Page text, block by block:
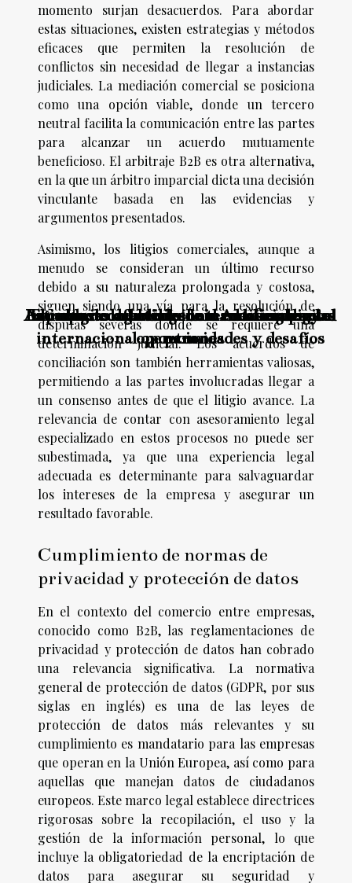
momento surjan desacuerdos. Para abordar
estas situaciones, existen estrategias y métodos
eficaces que permiten la resolución de
conflictos sin necesidad de llegar a instancias
judiciales. La mediación comercial se posiciona
como una opción viable, donde un tercero
neutral facilita la comunicación entre las partes
para alcanzar un acuerdo mutuamente
beneficioso. El arbitraje B2B es otra alternativa,
en la que un árbitro imparcial dicta una decisión
vinculante basada en las evidencias y
argumentos presentados.
Asimismo, los litigios comerciales, aunque a
menudo se consideran un último recurso
debido a su naturaleza prolongada y costosa,
siguen siendo una vía para la resolución de
disputas severas donde se requiere una
determinación judicial. Los acuerdos de
conciliación son también herramientas valiosas,
permitiendo a las partes involucradas llegar a
un consenso antes de que el litigio avance. La
relevancia de contar con asesoramiento legal
especializado en estos procesos no puede ser
subestimada, ya que una experiencia legal
adecuada es determinante para salvaguardar
los intereses de la empresa y asegurar un
resultado favorable.
Cumplimiento de normas de
privacidad y protección de datos
En el contexto del comercio entre empresas,
conocido como B2B, las reglamentaciones de
privacidad y protección de datos han cobrado
una relevancia significativa. La normativa
general de protección de datos (GDPR, por sus
siglas en inglés) es una de las leyes de
protección de datos más relevantes y su
cumplimiento es mandatario para las empresas
que operan en la Unión Europea, así como para
aquellas que manejan datos de ciudadanos
europeos. Este marco legal establece directrices
rigorosas sobre la recopilación, el uso y la
gestión de la información personal, lo que
incluye la obligatoriedad de la encriptación de
datos para asegurar su seguridad y
Acuerdos comerciales internacionales y el
El impacto del blockchain en el comercio
internacional oportunidades y desafíos
Impacto de la Inteligencia Artificial en las
operaciones
La cultura organizacional en las empresas
Estrategias efectivas de marketing digital
para